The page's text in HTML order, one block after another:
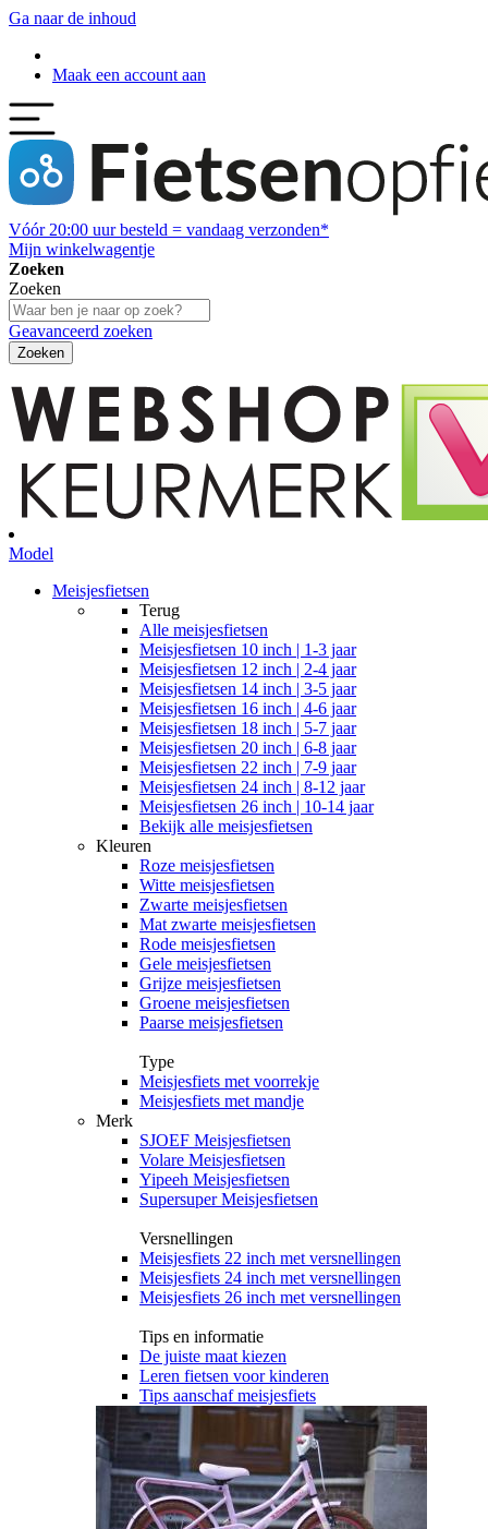
Ga naar de inhoud
Maak een account aan
Vóór 20:00 uur besteld = vandaag verzonden*
Mijn winkelwagentje
Zoeken
Zoeken
Geavanceerd zoeken
Zoeken
Model
Meisjesfietsen
Terug
Alle meisjesfietsen
Meisjesfietsen 10 inch | 1-3 jaar
Meisjesfietsen 12 inch | 2-4 jaar
Meisjesfietsen 14 inch | 3-5 jaar
Meisjesfietsen 16 inch | 4-6 jaar
Meisjesfietsen 18 inch | 5-7 jaar
Meisjesfietsen 20 inch | 6-8 jaar
Meisjesfietsen 22 inch | 7-9 jaar
Meisjesfietsen 24 inch | 8-12 jaar
Meisjesfietsen 26 inch | 10-14 jaar
Bekijk alle meisjesfietsen
Kleuren
Roze meisjesfietsen
Witte meisjesfietsen
Zwarte meisjesfietsen
Mat zwarte meisjesfietsen
Rode meisjesfietsen
Gele meisjesfietsen
Grijze meisjesfietsen
Groene meisjesfietsen
Paarse meisjesfietsen
Type
Meisjesfiets met voorrekje
Meisjesfiets met mandje
Merk
SJOEF Meisjesfietsen
Volare Meisjesfietsen
Yipeeh Meisjesfietsen
Supersuper Meisjesfietsen
Versnellingen
Meisjesfiets 22 inch met versnellingen
Meisjesfiets 24 inch met versnellingen
Meisjesfiets 26 inch met versnellingen
Tips en informatie
De juiste maat kiezen
Leren fietsen voor kinderen
Tips aanschaf meisjesfiets